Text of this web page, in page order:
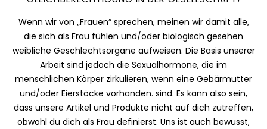
Wenn wir von „Frauen” sprechen, meinen wir damit alle,
die sich als Frau fühlen und/oder biologisch gesehen
weibliche Geschlechtsorgane aufweisen. Die Basis unserer
Arbeit sind jedoch die Sexualhormone, die im
menschlichen Körper zirkulieren, wenn eine Gebärmutter
und/oder Eierstöcke vorhanden. sind. Es kann also sein,
dass unsere Artikel und Produkte nicht auf dich zutreffen,
obwohl du dich als Frau definierst. Uns ist auch bewusst,